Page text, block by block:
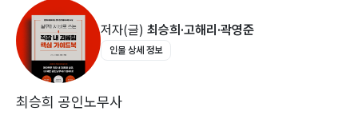
나요?
7. 근로자가 회사에 직장 내 괴롭힘 신고를 해서 조사를
모두 완료했는데, 이후 노동청에 신고한 경우 어떻게 되나
요? (다시 조사를 실시해야 하는지? 이 경우 외부 기관에
조사를 맡겨야 하는지?)
저자(글) 최승희·고해리·곽영준
인물 상세 정보
최승희 공인노무사